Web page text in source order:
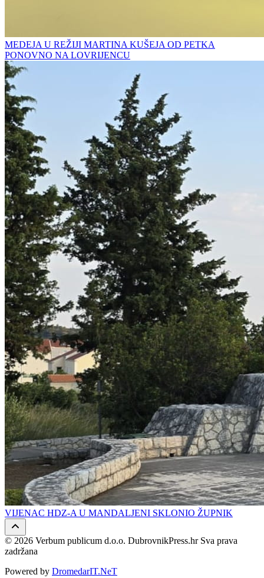
MEDEJA U REŽIJI MARTINA KUŠEJA OD PETKA
PONOVNO NA LOVRIJENCU
VIJENAC HDZ-A U MANDALJENI SKLONIO ŽUPNIK
© 2026 Verbum publicum d.o.o. DubrovnikPress.hr Sva prava
zadržana
Powered by DromedarIT.NeT